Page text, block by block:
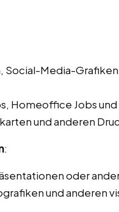
Media-
Homeoffice Jobs
und anderen
:
oder
und anderen